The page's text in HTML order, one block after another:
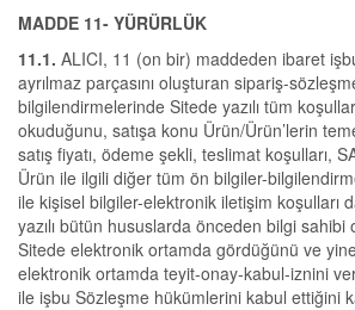
MADDE 11- YÜRÜRLÜK
11.1. ALICI, 11 (on bir) maddeden ibaret
ayrılmaz parçasını oluşturan sipariş-
bilgilendirmelerinde Sitede yazılı tüm
okuduğunu, satışa konu Ürün/Ürün’lerin
satış fiyatı, ödeme şekli, teslimat koşulları,
Ürün ile ilgili diğer tüm ön bilgiler-
ile kişisel bilgiler-elektronik iletişim koşulları
yazılı bütün hususlarda önceden bilgi sahibi
Sitede elektronik ortamda gördüğünü ve
elektronik ortamda teyit-onay-kabul-iznini
ile işbu Sözleşme hükümlerini kabul ettiğini